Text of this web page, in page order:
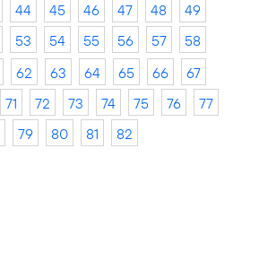
44 45 46 47 48
49
53 54 55 56 57
58
62 63 64 65 66
67
71 72 73 74 75 76
77
79 80 81 82